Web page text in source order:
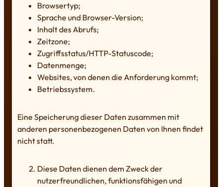
Browsertyp;
Sprache und Browser-Version;
Inhalt des Abrufs;
Zeitzone;
Zugriffsstatus/HTTP-Statuscode;
Datenmenge;
Websites, von denen die Anforderung kommt;
Betriebssystem.
Eine Speicherung dieser Daten zusammen mit
anderen personenbezogenen Daten von Ihnen findet
nicht statt.
Diese Daten dienen dem Zweck der
nutzerfreundlichen, funktionsfähigen und